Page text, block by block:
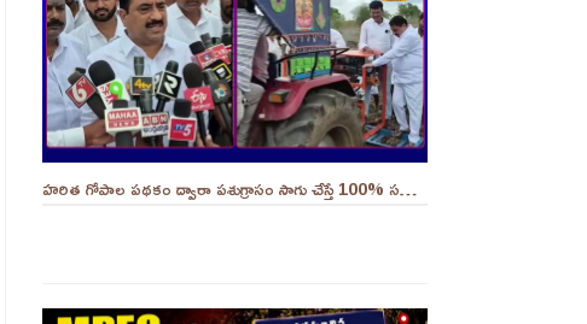
హరిత గోపాల పథకం ద్వారా పశుగ్రాసం సాగు చేస్తే 100% సబ్సిడీ..||YES 9TV